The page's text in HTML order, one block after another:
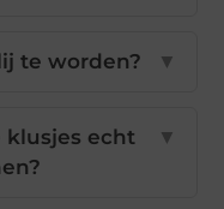
te worden? ▼
klusjes echt
▼